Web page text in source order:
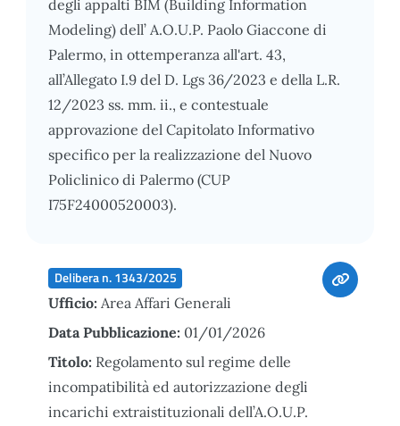
degli appalti BIM (Building Information
Modeling) dell’ A.O.U.P. Paolo Giaccone di
Palermo, in ottemperanza all'art. 43,
all’Allegato I.9 del D. Lgs 36/2023 e della L.R.
12/2023 ss. mm. ii., e contestuale
approvazione del Capitolato Informativo
specifico per la realizzazione del Nuovo
Policlinico di Palermo (CUP
I75F24000520003).
Delibera n. 1343/2025
Ufficio: Area Affari Generali
Data Pubblicazione: 01/01/2026
Titolo: Regolamento sul regime delle
incompatibilità ed autorizzazione degli
incarichi extraistituzionali dell’A.O.U.P.